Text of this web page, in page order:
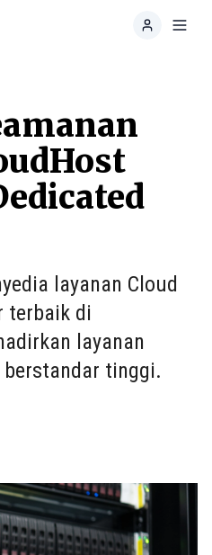
layanan Cloud
terbaik di
layanan
berstandar tinggi.